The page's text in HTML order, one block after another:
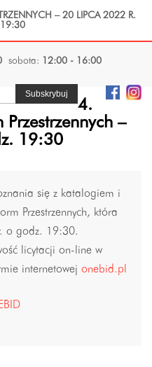
sobota: 12:00 - 16:00
4.
–
19:30
się z katalogiem i
Przestrzennych, która
o godz. 19:30.
licytacji on-line w
internetowej onebid.pl
– 20 LIPCA 2022 R.